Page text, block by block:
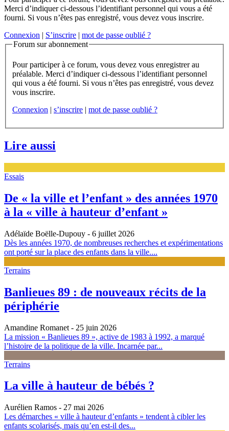
Merci d’indiquer ci-dessous l’identifiant personnel qui vous a été
fourni. Si vous n’êtes pas enregistré, vous devez vous inscrire.
Connexion
S’inscrire
mot de passe oublié ?
Forum sur abonnement
Pour participer à ce forum, vous devez vous enregistrer au
préalable. Merci d’indiquer ci-dessous l’identifiant personnel
qui vous a été fourni. Si vous n’êtes pas enregistré, vous devez
vous inscrire.
Connexion | s’inscrire | mot de passe oublié ?
Lire aussi
Essais
De « la ville et l’enfant » des années 1970
à la « ville à hauteur d’enfant »
Adélaïde Boëlle-Dupouy - 6 juillet 2026
Dès les années 1970, de nombreuses recherches et expérimentations
ont porté sur la place des enfants dans la ville....
Terrains
Banlieues 89 : de nouveaux récits de la
périphérie
Amandine Romanet - 25 juin 2026
La mission « Banlieues 89 », active de 1983 à 1992, a marqué
l’histoire de la politique de la ville. Incarnée par...
Terrains
La ville à hauteur de bébés ?
Aurélien Ramos - 27 mai 2026
Les démarches « ville à hauteur d’enfants » tendent à cibler les
enfants scolarisés, mais qu’en est-il des...